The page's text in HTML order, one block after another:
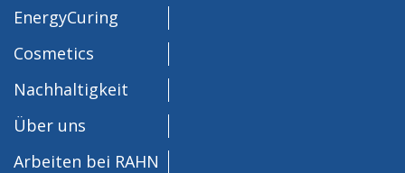
EnergyCuring
Cosmetics
Nachhaltigkeit
Über uns
Arbeiten bei RAHN